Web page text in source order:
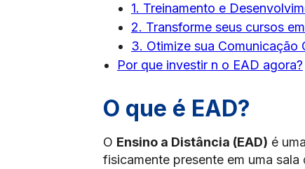
1. Treinamento e
2. Transforme seus cursos
3. Otimize sua Comunicação
Por que investir n o EAD agora?
O que é EAD?
O Ensino a Distância (EAD) é
fisicamente presente em uma